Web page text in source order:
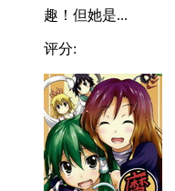
趣！但她是...
评分: